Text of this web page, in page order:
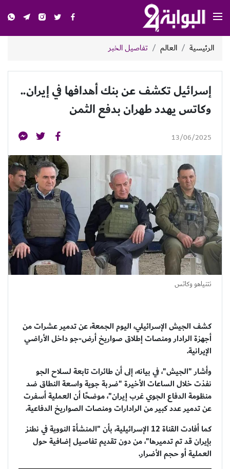
الرئيسية العالم تفاصيل الخبر
إسرائيل تكشف عن بنك أهدافها في إيران..
وكاتس يهدد طهران بدفع الثمن
13/06/2025
نتنياهو وكاتس
كشف الجيش الإسرائيلي، اليوم الجمعة، عن تدمير عشرات من
أجهزة الرادار ومنصات إطلاق صواريخ أرض-جو داخل الأراضي
الإيرانية.
وأشار "الجيش"، في بيانه، إلى أن طائرات تابعة لسلاح الجو
نفذت خلال الساعات الأخيرة "ضربة جوية واسعة النطاق ضد
منظومة الدفاع الجوي غرب إيران"، موضحًا أن العملية أسفرت
عن تدمير عدد كبير من الرادارات ومنصات الصواريخ الدفاعية.
كما أفادت القناة 12 الإسرائيلية، بأن "المنشأة النووية في نطنز
بإيران قد تم تدميرها"، من دون تقديم تفاصيل إضافية حول
العملية أو حجم الأضرار.